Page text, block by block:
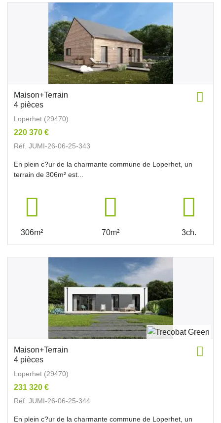
Maison+Terrain
4 pièces
Loperhet (29470)
220 370 €
Réf. JUMI-26-06-25-343
En plein c?ur de la charmante commune de Loperhet, un
terrain de 306m² est...
306m² 70m² 3ch.
Maison+Terrain
4 pièces
Loperhet (29470)
231 320 €
Réf. JUMI-26-06-25-344
En plein c?ur de la charmante commune de Loperhet, un